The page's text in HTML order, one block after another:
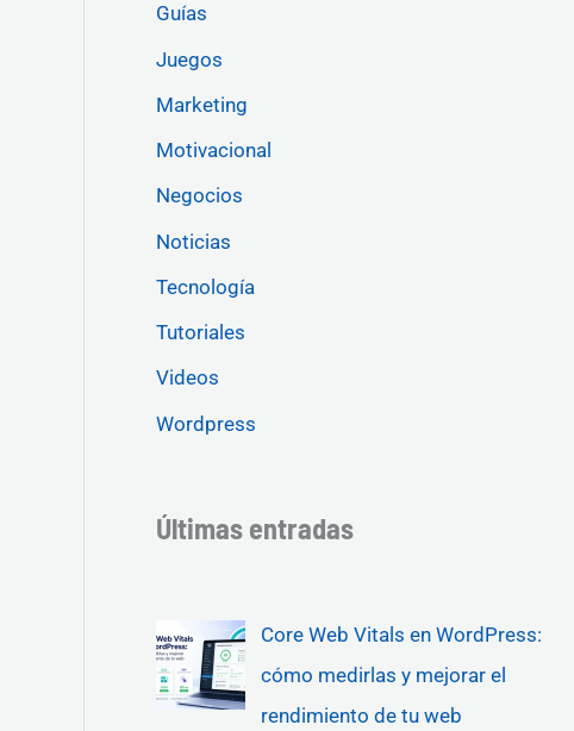
Guías
Juegos
Marketing
Motivacional
Negocios
Noticias
Tecnología
Tutoriales
Videos
Wordpress
Últimas entradas
Core Web Vitals en WordPress:
cómo medirlas y mejorar el
rendimiento de tu web